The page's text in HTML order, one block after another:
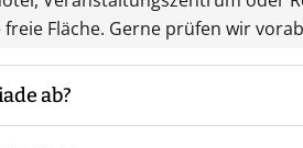
Fläche. Gerne prüfen wir
ab?